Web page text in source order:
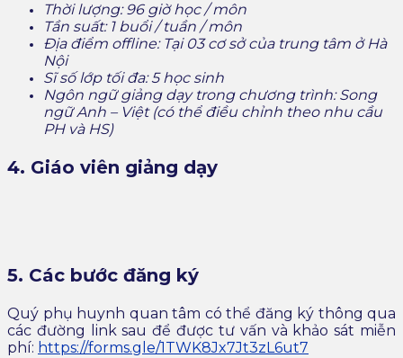
Thời lượng: 96 giờ học / môn
Tần suất: 1 buổi / tuần / môn
Địa điểm offline: Tại 03 cơ sở của trung tâm ở Hà
Nội
Sĩ số lớp tối đa: 5 học sinh
Ngôn ngữ giảng dạy trong chương trình: Song
ngữ Anh – Việt (có thể điều chỉnh theo nhu cầu
PH và HS)
4. Giáo viên giảng dạy
5. Các bước đăng ký
Quý phụ huynh quan tâm có thể đăng ký thông qua
các đường link sau để được tư vấn và khảo sát miễn
phí: https://forms.gle/1TWK8Jx7Jt3zL6ut7